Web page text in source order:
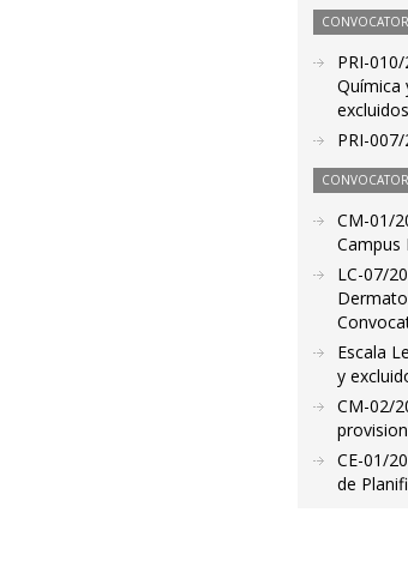
PRI-
Química
PRI-
CM-01/
Campus
LC-07/
Escala
y
CM-02/
CE-01/
de